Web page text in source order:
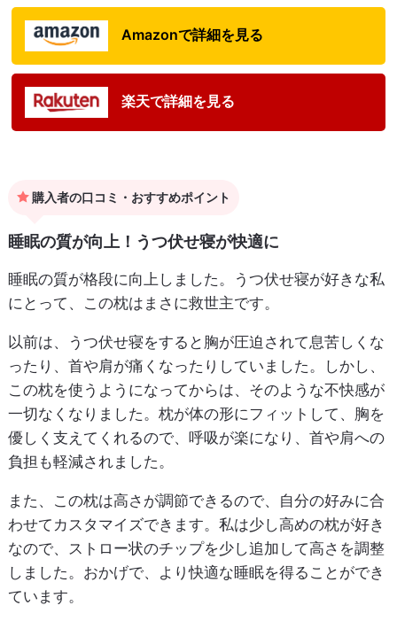
Amazonで詳細を見る
楽天で詳細を見る
購入者の口コミ・おすすめポイント
睡眠の質が向上！うつ伏せ寝が快適に
睡眠の質が格段に向上しました。うつ伏せ寝が好きな私
にとって、この枕はまさに救世主です。
以前は、うつ伏せ寝をすると胸が圧迫されて息苦しくな
ったり、首や肩が痛くなったりしていました。しかし、
この枕を使うようになってからは、そのような不快感が
一切なくなりました。枕が体の形にフィットして、胸を
優しく支えてくれるので、呼吸が楽になり、首や肩への
負担も軽減されました。
また、この枕は高さが調節できるので、自分の好みに合
わせてカスタマイズできます。私は少し高めの枕が好き
なので、ストロー状のチップを少し追加して高さを調整
しました。おかげで、より快適な睡眠を得ることができ
ています。